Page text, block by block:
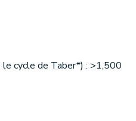
le cycle de Taber*) : >1,500